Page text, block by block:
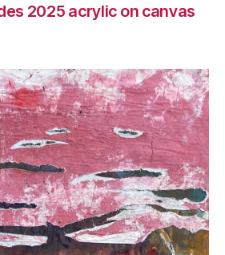
2025 acrylic on canvas